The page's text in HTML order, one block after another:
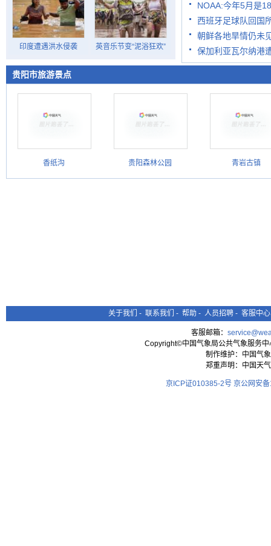
印度遭遇洪水侵袭 英音乐节变“泥浴狂欢”
NOAA:今年5月是
西班牙足球队回国
朝鲜各地旱情仍未
保加利亚瓦尔纳港
贵阳市旅游景点
香纸沟 贵阳森林公园 青岩古镇
关于我们 - 联系我们 - 帮助 - 人员招聘 - 客服中心
客服邮箱：
Copyright©中国气象局公共气象服务
制作维护：中国气
郑重声明：中国天
京ICP证010385-2号 京公网安